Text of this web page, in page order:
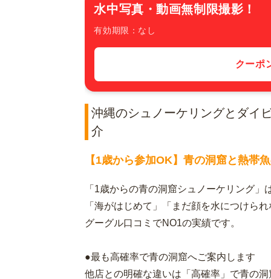
水中写真・動画無制限撮影！
有効期限：なし
クーポ
沖縄のシュノーケリングとダイ
介
【1歳から参加OK】青の洞窟と熱帯
「1歳からの青の洞窟シュノーケリング」
「海がはじめて」「まだ顔を水につけら
グーグル口コミでNO1の実績です。
●最も高確率で青の洞窟へご案内します
他店との明確な違いは「高確率」で青の